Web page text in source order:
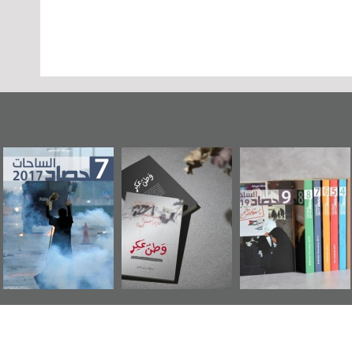
جديدة لمعتقل
عسكري تصدر عن
«مرآة البحرين»
حصاد 2017
عاشوراء البحرين...
ويكيليكس السفارة
الأمريكية